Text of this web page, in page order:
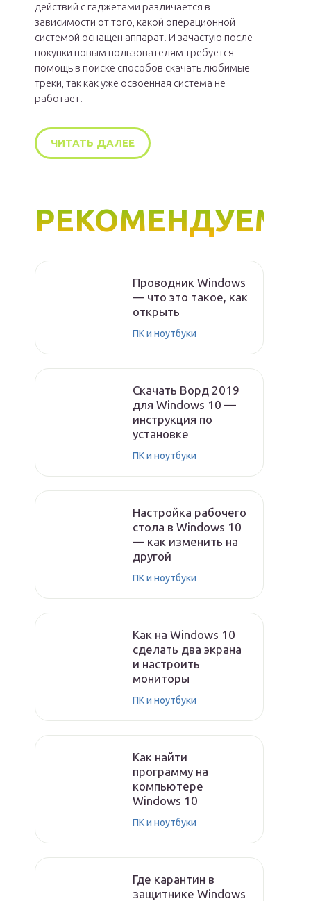
действий с гаджетами различается в
зависимости от того, какой операционной
системой оснащен аппарат. И зачастую после
покупки новым пользователям требуется
помощь в поиске способов скачать любимые
треки, так как уже освоенная система не
работает.
ЧИТАТЬ ДАЛЕЕ
РЕКОМЕНДУЕМ
Проводник Windows
— что это такое, как
открыть
ПК и ноутбуки
Скачать Ворд 2019
для Windows 10 —
инструкция по
установке
ПК и ноутбуки
Настройка рабочего
стола в Windows 10
— как изменить на
другой
ПК и ноутбуки
Как на Windows 10
сделать два экрана
и настроить
мониторы
ПК и ноутбуки
Как найти
программу на
компьютере
Windows 10
ПК и ноутбуки
Где карантин в
защитнике Windows